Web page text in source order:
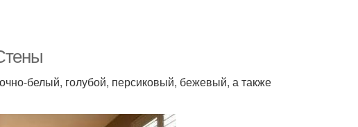
белый, голубой, персиковый, бежевый, а также